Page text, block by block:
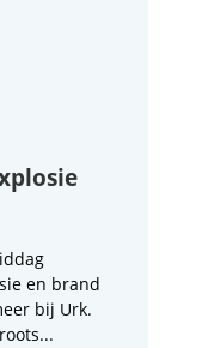
en brand
bij Urk.